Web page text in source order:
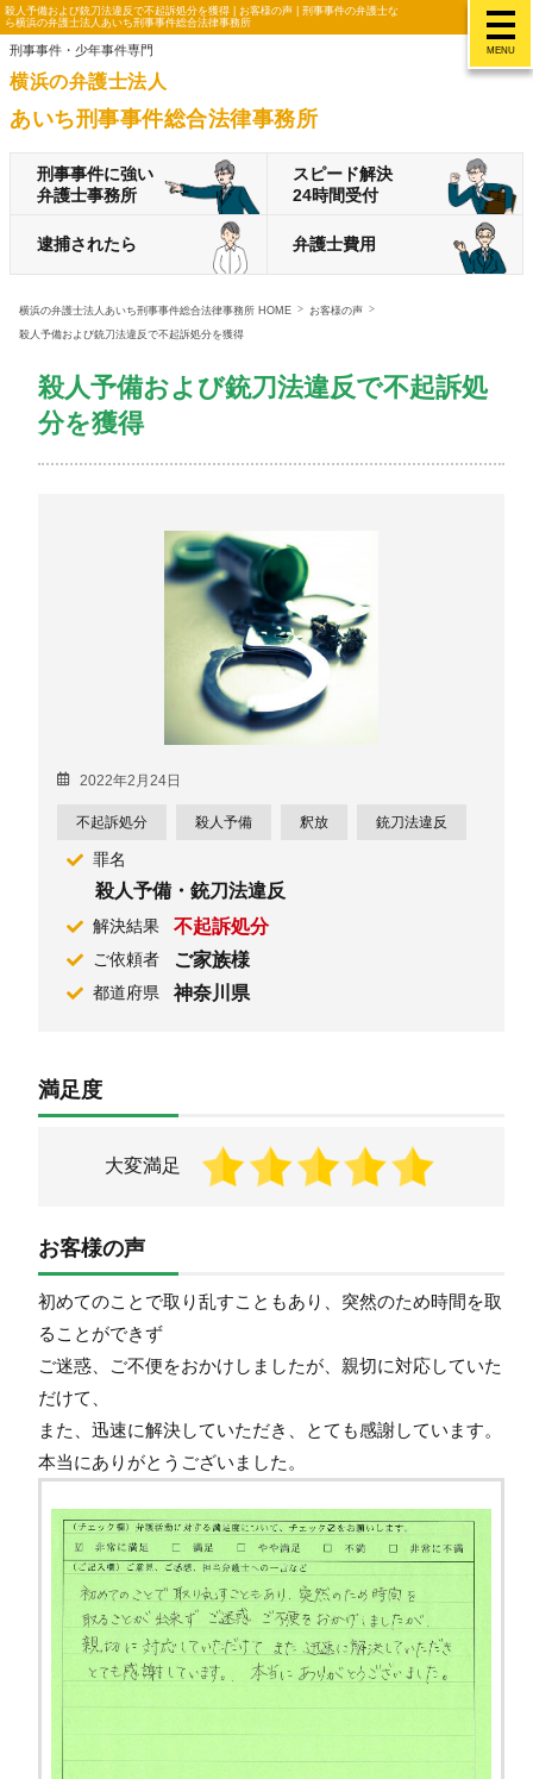
MENU
殺人予備および銃刀法違反で不起訴処分を獲得 | お客様の声 | 刑事事件の弁護士な
ら横浜の弁護士法人あいち刑事事件総合法律事務所
刑事事件・少年事件専門
横浜の弁護士法人
あいち刑事事件総合法律事務所
刑事事件に強い
弁護士事務所
スピード解決
24時間受付
逮捕されたら 弁護士費用
横浜の弁護士法人あいち刑事事件総合法律事務所 HOME
お客様の声
殺人予備および銃刀法違反で不起訴処分を獲得
殺人予備および銃刀法違反で不起訴処
分を獲得
2022年2月24日
不起訴処分 殺人予備 釈放 銃刀法違反
罪名
殺人予備・銃刀法違反
解決結果 不起訴処分
ご依頼者 ご家族様
都道府県 神奈川県
満足度
大変満足
お客様の声
初めてのことで取り乱すこともあり、突然のため時間を取
ることができず
ご迷惑、ご不便をおかけしましたが、親切に対応していた
だけて、
また、迅速に解決していただき、とても感謝しています。
本当にありがとうございました。